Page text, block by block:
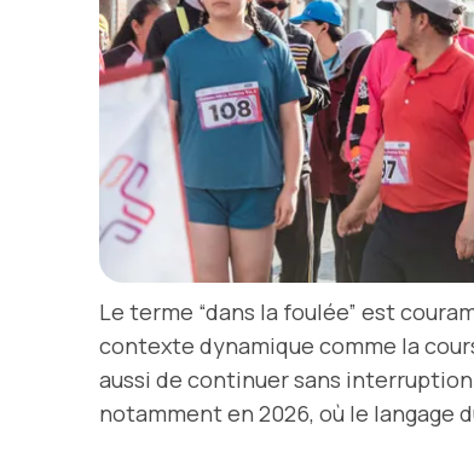
Le terme “dans la foulée” est
contexte dynamique comme la
aussi de continuer sans
notamment en 2026, où le langage